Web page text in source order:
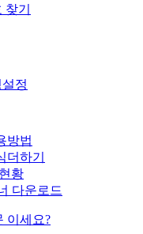
기
정
방법
더하기
황
다운로드
이세요?